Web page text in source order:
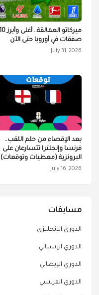
ميركاتو العمالقة.. أغلى وأبرز 10
صفقات في أوروبا حتى الآن
July 31, 2026
بعد الإقصاء من حلم اللقب..
فرنسا وإنجلترا تتسارعان على
البرونزية (معطيات وتوقعات)
July 16, 2026
مسابقات
الدوري الانجليزي
الدوري الإسباني
الدوري الإيطالي
الدوري الفرنسي